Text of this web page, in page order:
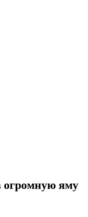
огромную яму